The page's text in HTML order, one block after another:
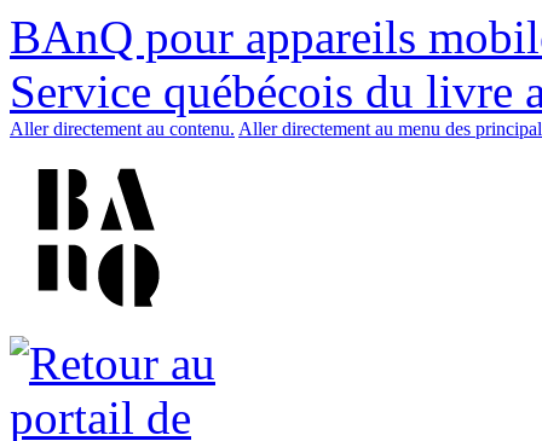
BAnQ pour appareils
Service québécois du livre
Aller directement au contenu. Aller directement au menu des